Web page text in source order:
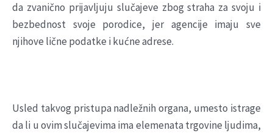
da zvanično prijavljuju slučajeve zbog straha za svoju i
bezbednost svoje porodice, jer agencije imaju sve
njihove lične podatke i kućne adrese.
Usled takvog pristupa nadležnih organa, umesto istrage
da li u ovim slučajevima ima elemenata trgovine ljudima,